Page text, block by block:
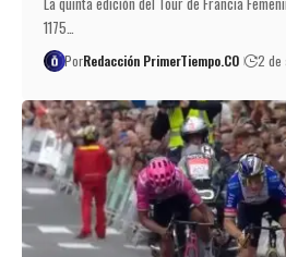
1175…
PorRedacción PrimerTiempo.CO 2 de